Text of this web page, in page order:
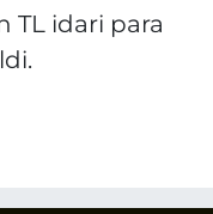
TL idari para